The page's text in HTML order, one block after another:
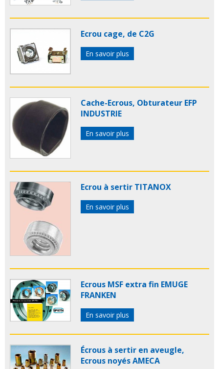
Ecrou cage, de C2G
En savoir plus
Cache-Ecrous, Obturateur EFP
INDUSTRIE
En savoir plus
Ecrou à sertir TITANOX
En savoir plus
Ecrous MSF extra fin EMUGE
FRANKEN
En savoir plus
Écrous à sertir en aveugle,
Ecrous noyés AMECA